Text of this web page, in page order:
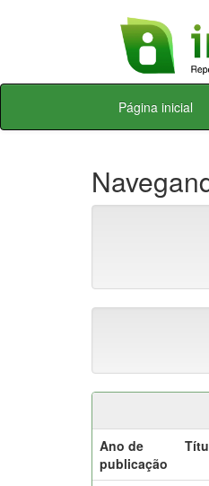
Skip
Página inicial
Ano de
publicação